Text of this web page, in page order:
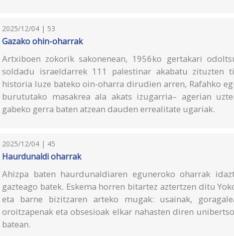
2025/12/04 | 53
Gazako ohin-oharrak
Artxiboen zokorik sakonenean, 1956ko gertakari
soldadu israeldarrek 111 palestinar akabatu zituzten
historia luze bateko oin-oharra dirudien arren, Rafahko
burututako masakrea ala akats izugarria– agerian
gabeko gerra baten atzean dauden errealitate ugariak.
2025/12/04 | 45
Haurdunaldi oharrak
Ahizpa baten haurdunaldiaren eguneroko oharrak
gazteago batek. Eskema horren bitartez aztertzen ditu
eta barne bizitzaren arteko mugak: usainak,
oroitzapenak eta obsesioak elkar nahasten diren
batean.